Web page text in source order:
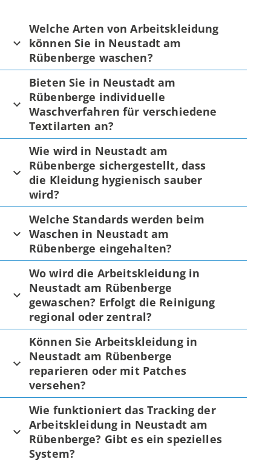
Welche Arten von Arbeitskleidung
können Sie in Neustadt am
Rübenberge waschen?
Bieten Sie in Neustadt am
Rübenberge individuelle
Waschverfahren für verschiedene
Textilarten an?
Wie wird in Neustadt am
Rübenberge sichergestellt, dass
die Kleidung hygienisch sauber
wird?
Welche Standards werden beim
Waschen in Neustadt am
Rübenberge eingehalten?
Wo wird die Arbeitskleidung in
Neustadt am Rübenberge
gewaschen? Erfolgt die Reinigung
regional oder zentral?
Können Sie Arbeitskleidung in
Neustadt am Rübenberge
reparieren oder mit Patches
versehen?
Wie funktioniert das Tracking der
Arbeitskleidung in Neustadt am
Rübenberge? Gibt es ein spezielles
System?